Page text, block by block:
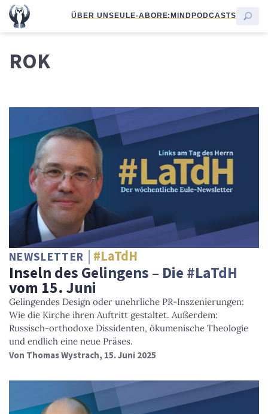
ÜBER UNSEULE-ABORE:MINDPODCASTS
ROK
NEWSLETTER #LaTdH
Inseln des Gelingens – Die #LaTdH
vom 15. Juni
Gelingendes Design oder unehrliche PR-Inszenierungen:
Wie die Kirche ihren Auftritt gestaltet. Außerdem:
Russisch-orthodoxe Dissidenten, ökumenische Theologie
und endlich eine neue Präses.
Von Thomas Wystrach, 15. Juni 2025